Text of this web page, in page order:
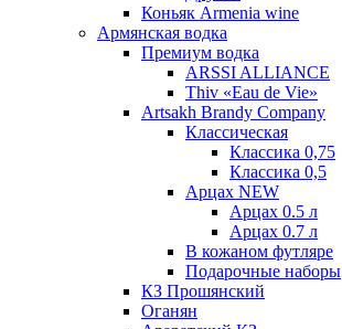
Коньяк Armenia wine
Армянская водка
Премиум водка
ARSSI ALLIANCE
Thiv «Eau de Vie»
Artsakh Brandy Company
Классическая
Классика 0,75
Классика 0,5
Арцах NEW
Арцах 0.5 л
Арцах 0.7 л
В кожаном футляре
Подарочные наборы
КЗ Прошянский
Оганян